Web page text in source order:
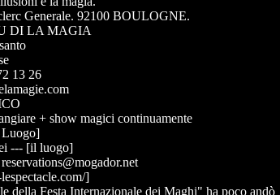
Generale. 92100 BOULOGNE.
DI LA MAGIA
13 26
+ show magici continuamente
--- [il luogo]
]
Festa Internazionale dei Maghi" ha poco andò